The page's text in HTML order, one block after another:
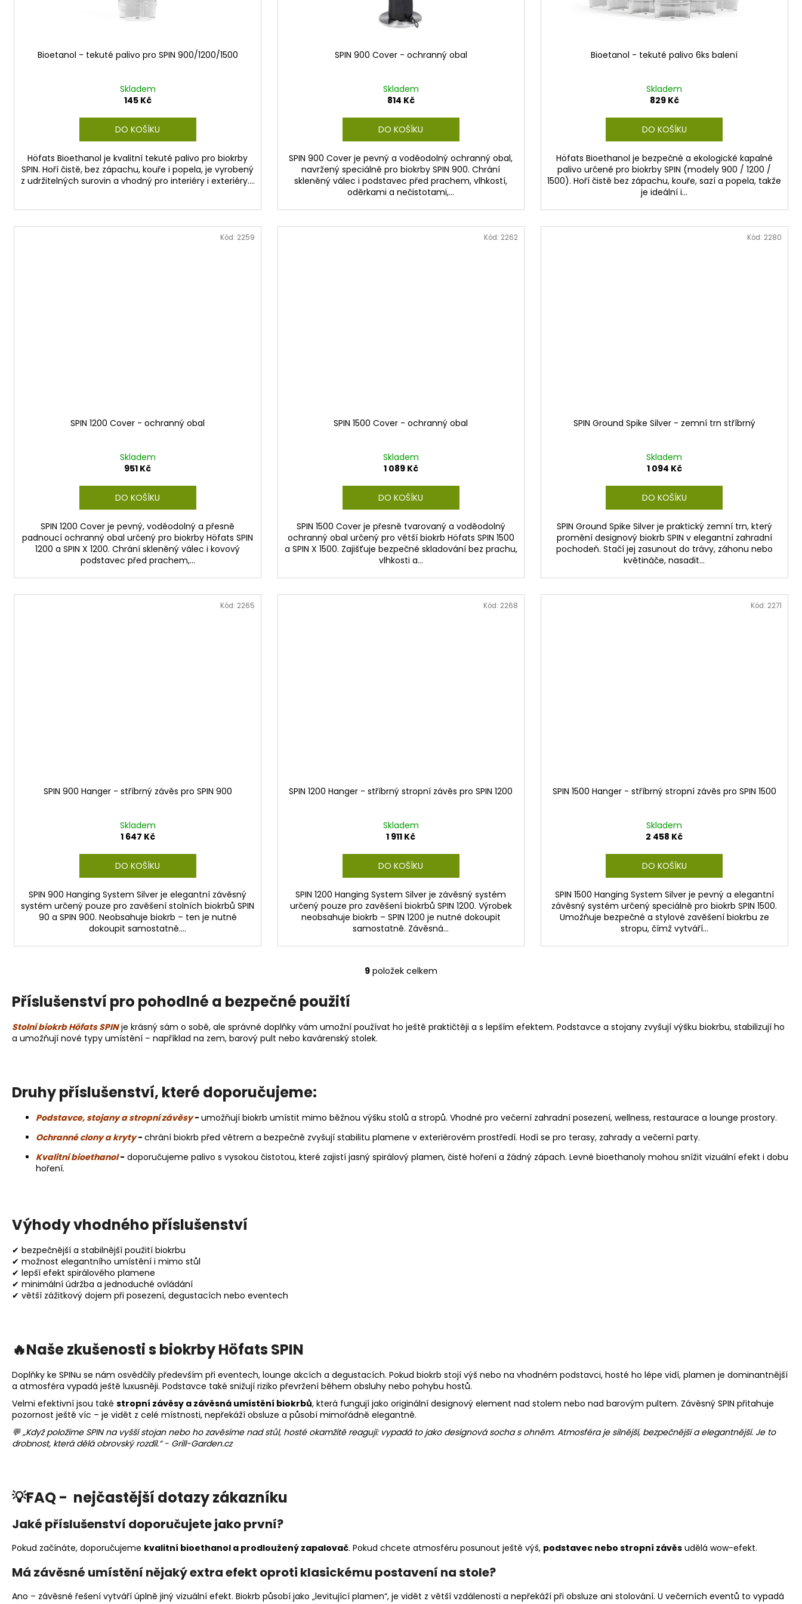
Bioetanol - tekuté palivo pro SPIN 900/1200/1500
Skladem
145 Kč
DO KOŠÍKU
Höfats Bioethanol je kvalitní tekuté palivo pro biokrby
SPIN. Hoří čistě, bez zápachu, kouře i popela, je vyrobený
z udržitelných surovin a vhodný pro interiéry i exteriéry....
SPIN 900 Cover - ochranný obal
Skladem
814 Kč
DO KOŠÍKU
SPIN 900 Cover je pevný a voděodolný ochranný obal,
navržený speciálně pro biokrby SPIN 900. Chrání
skleněný válec i podstavec před prachem, vlhkostí,
oděrkami a nečistotami,...
Bioetanol - tekuté palivo 6ks balení
Skladem
829 Kč
DO KOŠÍKU
Höfats Bioethanol je bezpečné a ekologické kapalné
palivo určené pro biokrby SPIN (modely 900 / 1200 /
1500). Hoří čistě bez zápachu, kouře, sazí a popela, takže
je ideální i...
SPIN 1200 Cover - ochranný obal
Skladem
951 Kč
DO KOŠÍKU
SPIN 1200 Cover je pevný, voděodolný a přesně
padnoucí ochranný obal určený pro biokrby Höfats SPIN
1200 a SPIN X 1200. Chrání skleněný válec i kovový
podstavec před prachem,...
Kód: 2259
SPIN 1500 Cover - ochranný obal
Skladem
1 089 Kč
DO KOŠÍKU
SPIN 1500 Cover je přesně tvarovaný a voděodolný
ochranný obal určený pro větší biokrb Höfats SPIN 1500
a SPIN X 1500. Zajišťuje bezpečné skladování bez prachu,
vlhkosti a...
Kód: 2262
SPIN Ground Spike Silver - zemní trn stříbrný
Skladem
1 094 Kč
DO KOŠÍKU
SPIN Ground Spike Silver je praktický zemní trn, který
promění designový biokrb SPIN v elegantní zahradní
pochodeň. Stačí jej zasunout do trávy, záhonu nebo
květináče, nasadit...
Kód: 2280
SPIN 900 Hanger - stříbrný závěs pro SPIN 900
Skladem
1 647 Kč
DO KOŠÍKU
SPIN 900 Hanging System Silver je elegantní závěsný
systém určený pouze pro zavěšení stolních biokrbů SPIN
90 a SPIN 900. Neobsahuje biokrb – ten je nutné
dokoupit samostatně....
Kód: 2265
SPIN 1200 Hanger - stříbrný stropní závěs pro SPIN 1200
Skladem
1 911 Kč
DO KOŠÍKU
SPIN 1200 Hanging System Silver je závěsný systém
určený pouze pro zavěšení biokrbů SPIN 1200. Výrobek
neobsahuje biokrb – SPIN 1200 je nutné dokoupit
samostatně. Závěsná...
Kód: 2268
SPIN 1500 Hanger - stříbrný stropní závěs pro SPIN 1500
Skladem
2 458 Kč
DO KOŠÍKU
SPIN 1500 Hanging System Silver je pevný a elegantní
závěsný systém určený speciálně pro biokrb SPIN 1500.
Umožňuje bezpečné a stylové zavěšení biokrbu ze
stropu, čímž vytváří...
Kód: 2271
O
d
k
y
ý
9 položek celkem
Příslušenství pro pohodlné a bezpečné použití
Stolní biokrb Höfats SPINje krásný sám o sobě, ale správné doplňky vám umožní používat ho ještě praktičtěji a s lepším efektem. Podstavce a stojany zvyšují výšku biokrbu, stabilizují ho
a umožňují nové typy umístění – například na zem, barový pult nebo kavárenský stolek.
Druhy příslušenství, které doporučujeme:
Podstavce, stojany a stropní závěsy- umožňují biokrb umístit mimo běžnou výšku stolů a stropů. Vhodné pro večerní zahradní posezení, wellness, restaurace a lounge prostory.
Ochranné clony a kryty- chrání biokrb před větrem a bezpečně zvyšují stabilitu plamene v exteriérovém prostředí. Hodí se pro terasy, zahrady a večerní party.
Kvalitní bioethanol- doporučujeme palivo s vysokou čistotou, které zajistí jasný spirálový plamen, čisté hoření a žádný zápach. Levné bioethanoly mohou snížit vizuální efekt i dobu
hoření.
Výhody vhodného příslušenství
✔ bezpečnější a stabilnější použití biokrbu
✔ možnost elegantního umístění i mimo stůl
✔ lepší efekt spirálového plamene
✔ minimální údržba a jednoduché ovládání
✔ větší zážitkový dojem při posezení, degustacích nebo eventech
🔥Naše zkušenosti s biokrby Höfats SPIN
Doplňky ke SPINu se nám osvědčily především při eventech, lounge akcích a degustacích. Pokud biokrb stojí výš nebo na vhodném podstavci, hosté ho lépe vidí, plamen je dominantnější
a atmosféra vypadá ještě luxusněji. Podstavce také snižují riziko převržení během obsluhy nebo pohybu hostů.
Velmi efektivní jsou také stropní závěsy a závěsná umístění biokrbů, která fungují jako originální designový element nad stolem nebo nad barovým pultem. Závěsný SPIN přitahuje
pozornost ještě víc – je vidět z celé místnosti, nepřekáží obsluze a působí mimořádně elegantně.
💬 „Když položíme SPIN na vyšší stojan nebo ho zavěsíme nad stůl, hosté okamžitě reagují: vypadá to jako designová socha s ohněm. Atmosféra je silnější, bezpečnější a elegantnější. Je to
drobnost, která dělá obrovský rozdíl.“ - Grill-Garden.cz
💡FAQ - nejčastější dotazy zákazníku
Jaké příslušenství doporučujete jako první?
Pokud začínáte, doporučujeme kvalitní bioethanol a prodloužený zapalovač. Pokud chcete atmosféru posunout ještě výš, podstavec nebo stropní závěs udělá wow-efekt.
Má závěsné umístění nějaký extra efekt oproti klasickému postavení na stole?
Ano – závěsné řešení vytváří úplně jiný vizuální efekt. Biokrb působí jako „levitující plamen“, je vidět z větší vzdálenosti a nepřekáží při obsluze ani stolování. U večerních eventů to vypadá